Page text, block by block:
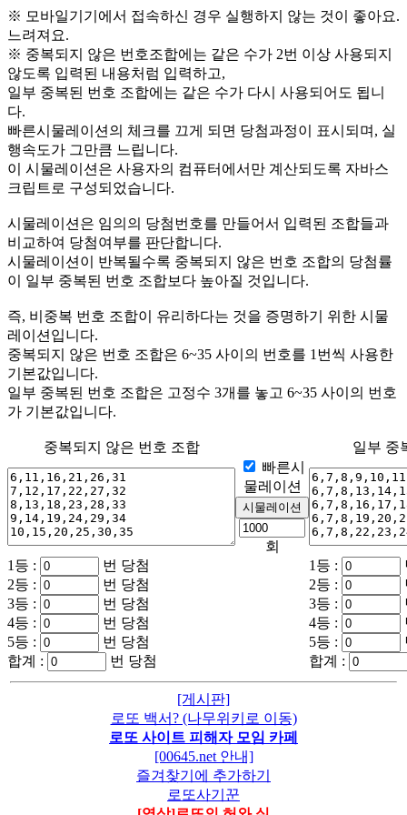
※ 모바일기기에서 접속하신 경우 실행하지 않는 것이 좋아요.
느려져요.
※ 중복되지 않은 번호조합에는 같은 수가 2번 이상 사용되지
않도록 입력된 내용처럼 입력하고,
일부 중복된 번호 조합에는 같은 수가 다시 사용되어도 됩니
다.
빠른시물레이션의 체크를 끄게 되면 당첨과정이 표시되며, 실
행속도가 그만큼 느립니다.
이 시물레이션은 사용자의 컴퓨터에서만 계산되도록 자바스
크립트로 구성되었습니다.
시물레이션은 임의의 당첨번호를 만들어서 입력된 조합들과
비교하여 당첨여부를 판단합니다.
시물레이션이 반복될수록 중복되지 않은 번호 조합의 당첨률
이 일부 중복된 번호 조합보다 높아질 것입니다.
즉, 비중복 번호 조합이 유리하다는 것을 증명하기 위한 시물
레이션입니다.
중복되지 않은 번호 조합은 6~35 사이의 번호를 1번씩 사용한
기본값입니다.
일부 중복된 번호 조합은 고정수 3개를 놓고 6~35 사이의 번호
가 기본값입니다.
중복되지 않은 번호 조합
일부 중
빠른시
물레이션
회
1등 :
번 당첨
2등 :
번 당첨
3등 :
번 당첨
4등 :
번 당첨
5등 :
번 당첨
합계 :
번 당첨
1등 :
2등 :
3등 :
4등 :
5등 :
합계 :
[게시판]
로또 백서? (나무위키로 이동)
로또 사이트 피해자 모임 카페
[00645.net 안내]
즐겨찾기에 추가하기
로또사기꾼